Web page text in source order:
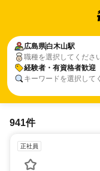
広島県白木山駅
職種を選択してくださ
経験者・有資格者歓迎
キーワードを選択して
広島県白木山駅
経験者・有資格者歓迎
941件
正社員